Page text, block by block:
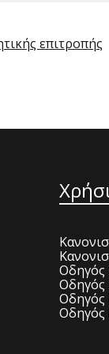
επιτροπής
Οδηγός
Οδηγός
Οδηγός
Οδηγός